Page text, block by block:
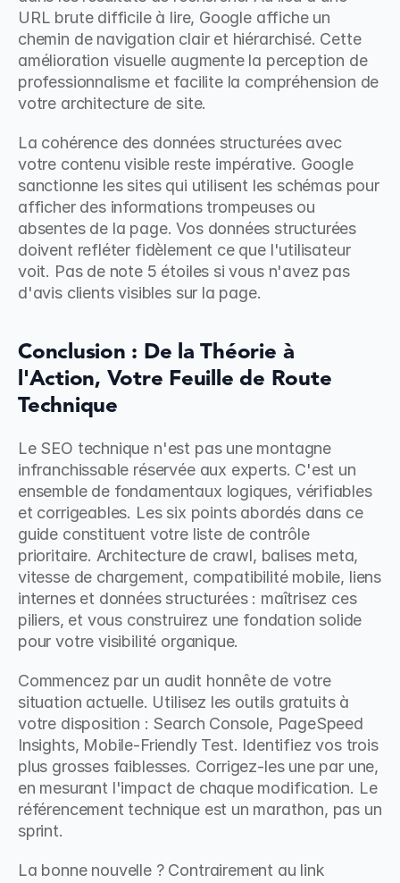
URL brute difficile à lire, Google affiche un
chemin de navigation clair et hiérarchisé. Cette
amélioration visuelle augmente la perception de
professionnalisme et facilite la compréhension de
votre architecture de site.
La cohérence des données structurées avec
votre contenu visible reste impérative. Google
sanctionne les sites qui utilisent les schémas pour
afficher des informations trompeuses ou
absentes de la page. Vos données structurées
doivent refléter fidèlement ce que l'utilisateur
voit. Pas de note 5 étoiles si vous n'avez pas
d'avis clients visibles sur la page.
Conclusion : De la Théorie à
l'Action, Votre Feuille de Route
Technique
Le SEO technique n'est pas une montagne
infranchissable réservée aux experts. C'est un
ensemble de fondamentaux logiques, vérifiables
et corrigeables. Les six points abordés dans ce
guide constituent votre liste de contrôle
prioritaire. Architecture de crawl, balises meta,
vitesse de chargement, compatibilité mobile, liens
internes et données structurées : maîtrisez ces
piliers, et vous construirez une fondation solide
pour votre visibilité organique.
Commencez par un audit honnête de votre
situation actuelle. Utilisez les outils gratuits à
votre disposition : Search Console, PageSpeed
Insights, Mobile-Friendly Test. Identifiez vos trois
plus grosses faiblesses. Corrigez-les une par une,
en mesurant l'impact de chaque modification. Le
référencement technique est un marathon, pas un
sprint.
La bonne nouvelle ? Contrairement au link